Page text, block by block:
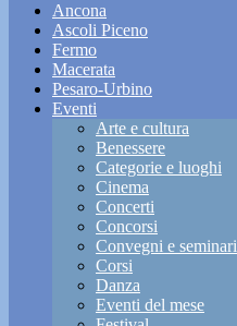
Ancona
Ascoli Piceno
Fermo
Macerata
Pesaro-Urbino
Eventi
Arte e cultura
Benessere
Categorie e luoghi
Cinema
Concerti
Concorsi
Convegni e seminari
Corsi
Danza
Eventi del mese